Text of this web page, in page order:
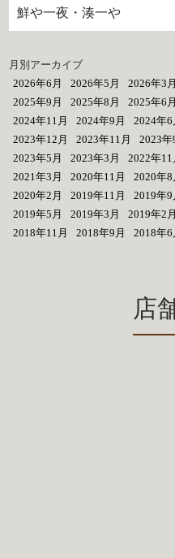
鮮や一夜・湊一や
月別アーカイブ
2026年6月
2026年5月 2026年3月
2025年9月
2025年8月 2025年6月
2024年11月
2024年9月 2024年6
2023年12月
2023年11月 2023年
2023年5月
2023年3月 2022年11
2021年3月
2020年11月 2020年8
2020年2月
2019年11月 2019年9
2019年5月
2019年3月 2019年2月
2018年11月
2018年9月 2018年6
店